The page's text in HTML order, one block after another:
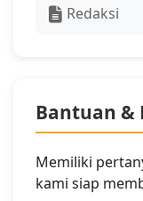
Redaksi
Bantuan &
Memiliki
kami siap